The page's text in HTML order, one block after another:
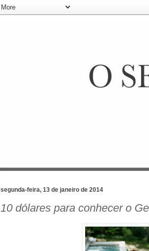
segunda-feira, 13 de janeiro de 2014
10 dólares para conhecer o